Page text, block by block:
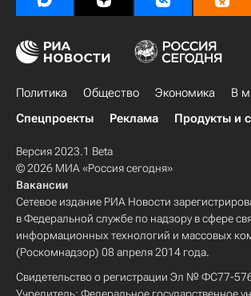
Политика Общество Экономика В
Спецпроекты
Реклама Продукты и
Версия 2023.1 Beta
© 2026 МИА «Россия сегодня»
Вакансии
Сетевое издание РИА Новости
в Федеральной службе по надзору в сфере
информационных технологий и массовых
(Роскомнадзор) 08 апреля 2014 года.
Свидетельство о регистрации Эл № ФС77-